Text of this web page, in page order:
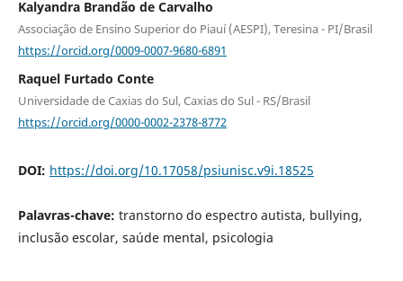
Kalyandra Brandão de Carvalho
Associação de Ensino Superior do Piauí (AESPI), Teresina - PI/Brasil
https://orcid.org/0009-0007-9680-6891
Raquel Furtado Conte
Universidade de Caxias do Sul, Caxias do Sul - RS/Brasil
https://orcid.org/0000-0002-2378-8772
DOI: https://doi.org/10.17058/psiunisc.v9i.18525
Palavras-chave: transtorno do espectro autista, bullying,
inclusão escolar, saúde mental, psicologia